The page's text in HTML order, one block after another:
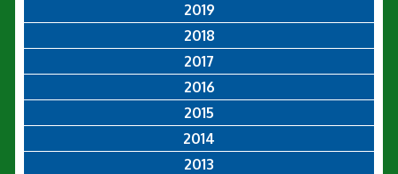
2019
2018
2017
2016
2015
2014
2013